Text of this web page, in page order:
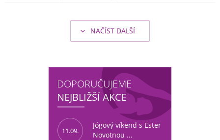
NAČÍST DALŠÍ
DOPORUČUJEME
NEJBLIŽŠÍ AKCE
11.09.
Jógový víkend s Ester
Novotnou ...